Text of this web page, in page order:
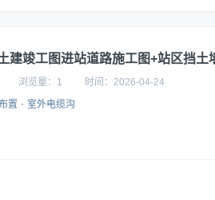
站道路施工图+站区挡土墙竖向布置图+室外电缆沟施工图+电容器
浏览量： 1 时间： 2026-04-24
置 室外电缆沟